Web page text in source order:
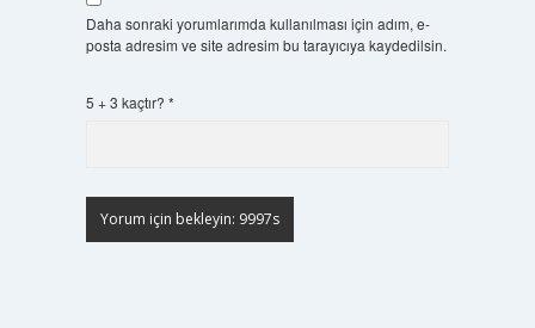
Daha sonraki yorumlarımda kullanılması için adım, e-
posta adresim ve site adresim bu tarayıcıya kaydedilsin.
5 + 3 kaçtır? *